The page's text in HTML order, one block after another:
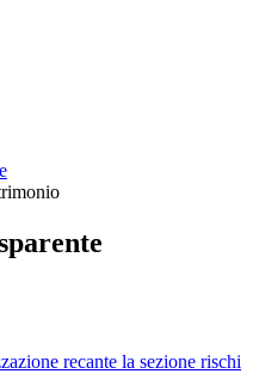
recante la sezione rischi